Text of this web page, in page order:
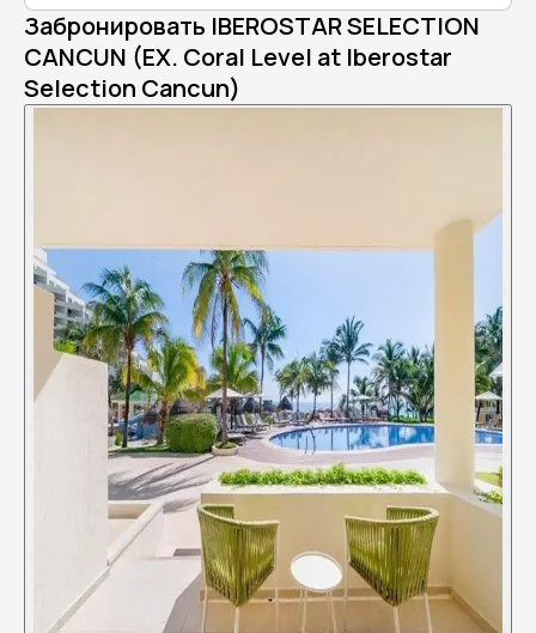
Забронировать IBEROSTAR SELECTION
CANCUN (EX. Coral Level at Iberostar
Selection Cancun)